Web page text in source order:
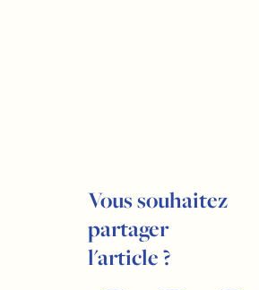
Vous souhaitez
partager
l'article ?